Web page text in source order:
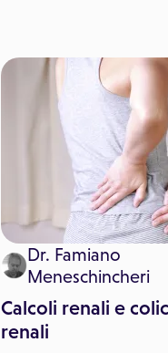
Dr. Famiano
Meneschincheri
Calcoli renali e
renali